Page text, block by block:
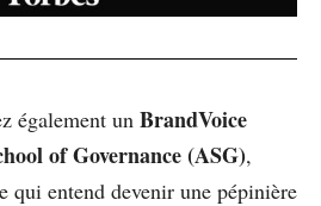
également un BrandVoice
of Governance (ASG),
qui entend devenir une pépinière